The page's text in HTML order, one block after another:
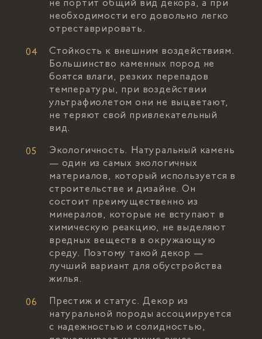
не портит общий вид декора, а при
необходимости его довольно легко
отреставрировать.
Стойкость к внешним воздействиям.
Большинство каменных пород не
боятся влаги, резких перепадов
температуры, при воздействии
ультрафиолетом они не выцветают,
не теряют свой привлекательный
вид.
Экологичность. Натуральный камень
— один из самых экологичных
материалов, который используется в
строительстве и дизайне. Он
состоит преимущественно из
минералов, которые не вступают в
химическую реакцию, не выделяют
вредных веществ в окружающую
среду. Поэтому такой декор —
лучший вариант для обустройства
жилья.
Престиж и статус. Декор из
натуральной породы ассоциируется
с надежностью и солидностью,